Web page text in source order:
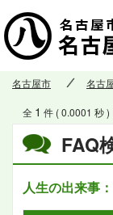
名古屋市 名古
FAQ
人生の出来事
全 1 件 ( 0.0001 秒 )